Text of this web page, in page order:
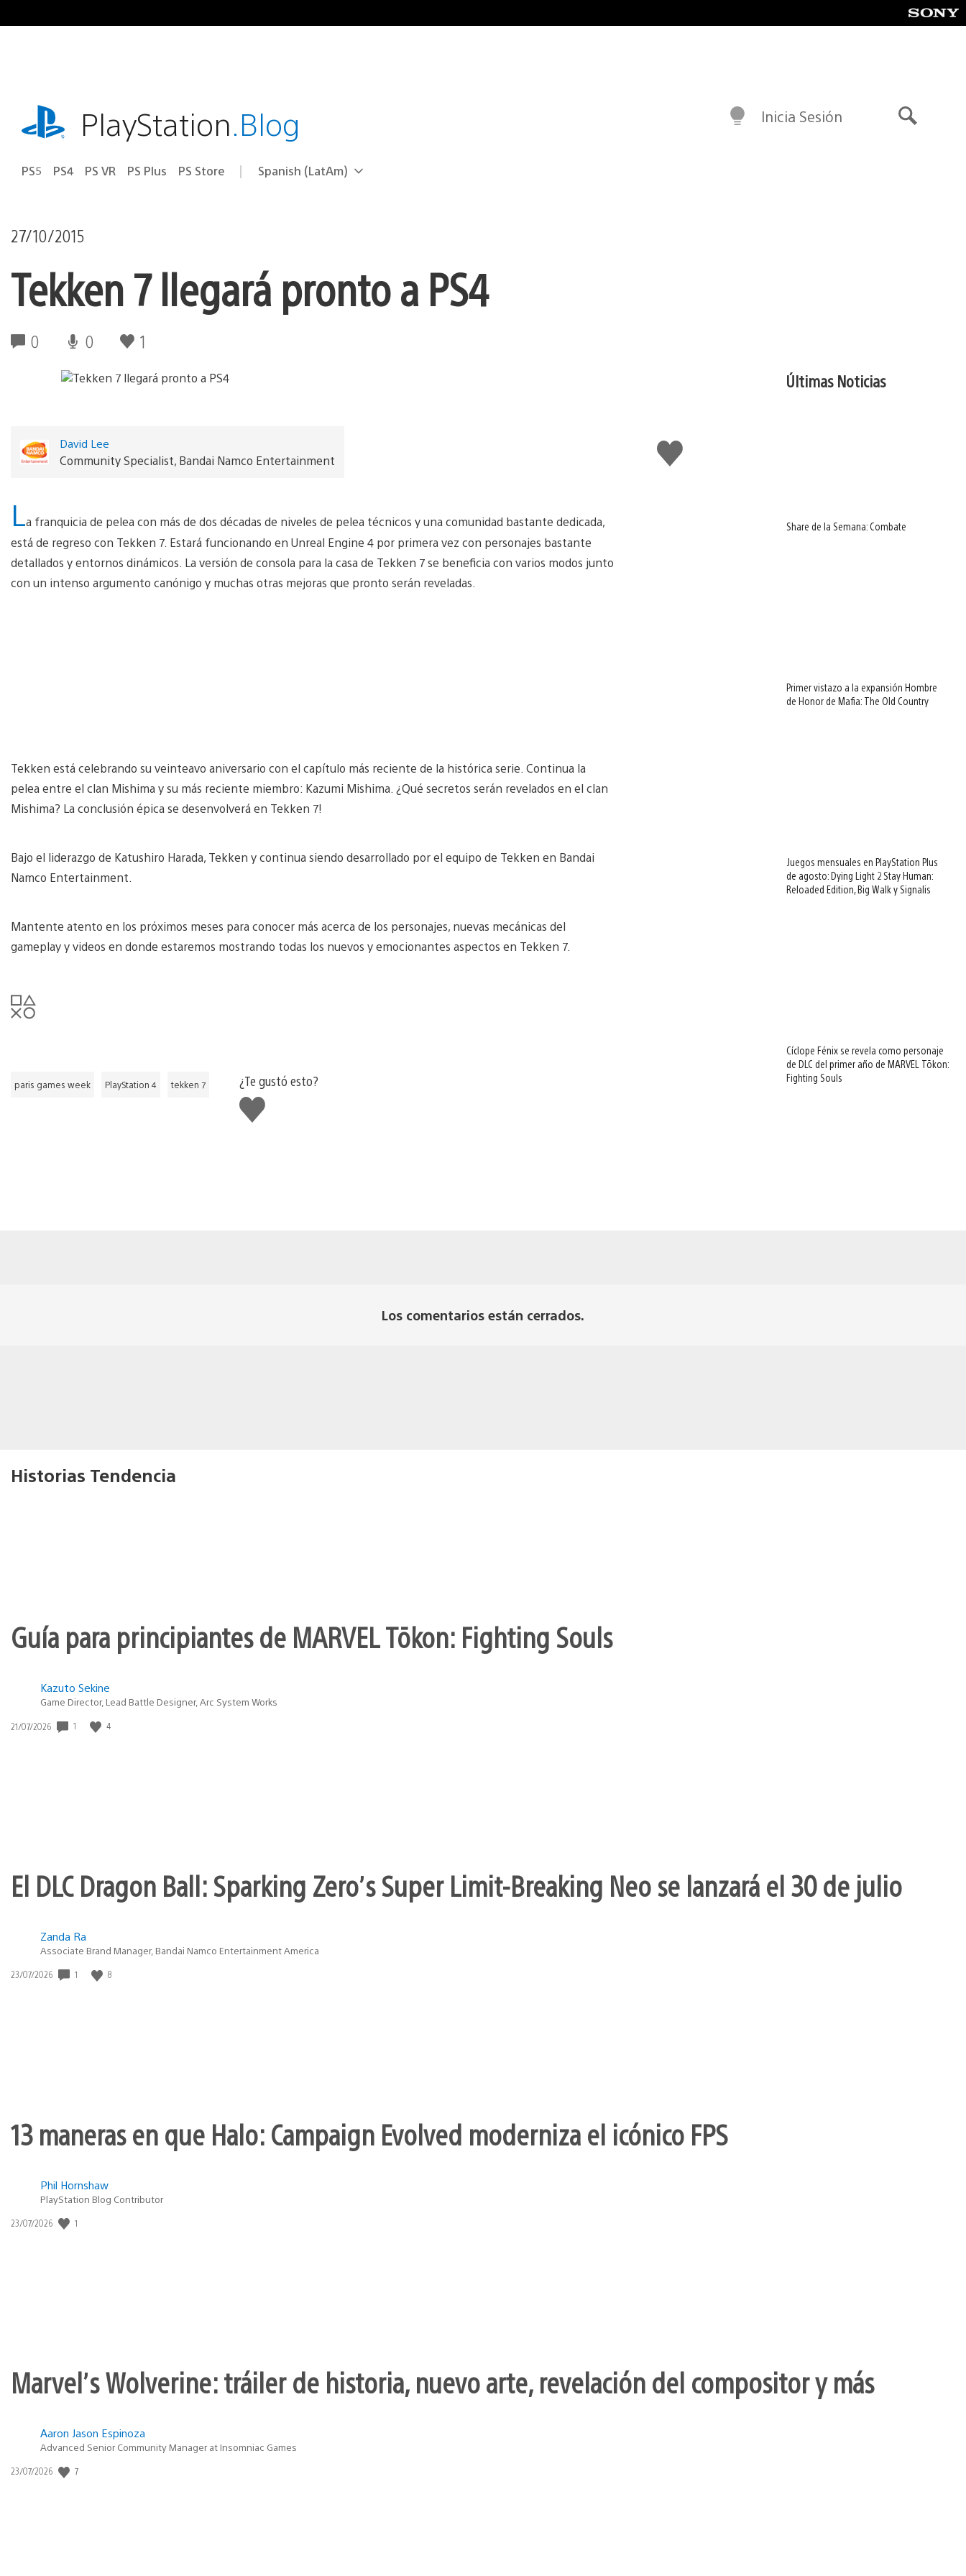
al
playstation.comPlayStation.Blog
PS5 PS4 PS VR PS Plus PS Store Elige
Región
Spanish (LatAm)
Inicia Sesión
27/10/2015
Tekken 7 llegará pronto a PS4
0 0 1
Me
gusta
David Lee
Community Specialist, Bandai Namco Entertainment
La franquicia de pelea con más de dos décadas de niveles de pelea técnicos y una comunidad bastante dedicada,
está de regreso con Tekken 7. Estará funcionando en Unreal Engine 4 por primera vez con personajes bastante
detallados y entornos dinámicos. La versión de consola para la casa de Tekken 7 se beneficia con varios modos junto
con un intenso argumento canónigo y muchas otras mejoras que pronto serán reveladas.
Tekken está celebrando su veinteavo aniversario con el capítulo más reciente de la histórica serie. Continua la
pelea entre el clan Mishima y su más reciente miembro: Kazumi Mishima. ¿Qué secretos serán revelados en el clan
Mishima? La conclusión épica se desenvolverá en Tekken 7!
Bajo el liderazgo de Katushiro Harada, Tekken y continua siendo desarrollado por el equipo de Tekken en Bandai
Namco Entertainment.
Mantente atento en los próximos meses para conocer más acerca de los personajes, nuevas mecánicas del
gameplay y videos en donde estaremos mostrando todas los nuevos y emocionantes aspectos en Tekken 7.
paris games week PlayStation 4 tekken 7
¿Te gustó esto?
Me
gusta
Últimas Noticias
Share de la Semana: Combate
Primer vistazo a la expansión Hombre
de Honor de Mafia: The Old Country
Juegos mensuales en PlayStation Plus
de agosto: Dying Light 2 Stay Human:
Reloaded Edition, Big Walk y Signalis
Cíclope Fénix se revela como personaje
de DLC del primer año de MARVEL Tōkon:
Fighting Souls
Los comentarios están cerrados.
Historias Tendencia
Guía para principiantes de MARVEL Tōkon: Fighting Souls
Kazuto Sekine
Game Director, Lead Battle Designer, Arc System Works
Fecha
21/07/2026 1 4
El DLC Dragon Ball: Sparking Zero’s Super Limit-Breaking Neo se lanzará el 30 de julio
Zanda Ra
Associate Brand Manager, Bandai Namco Entertainment America
Fecha
23/07/2026 1 8
13 maneras en que Halo: Campaign Evolved moderniza el icónico FPS
Phil Hornshaw
PlayStation Blog Contributor
Fecha
23/07/2026 1
Marvel’s Wolverine: tráiler de historia, nuevo arte, revelación del compositor y más
Aaron Jason Espinoza
Advanced Senior Community Manager at Insomniac Games
Fecha
23/07/2026 7